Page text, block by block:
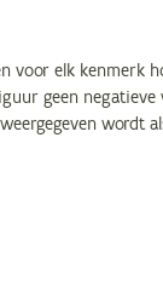
voor elk kenmerk
geen negatieve
wordt